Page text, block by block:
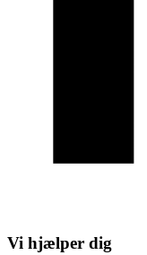
Vi hjælper dig